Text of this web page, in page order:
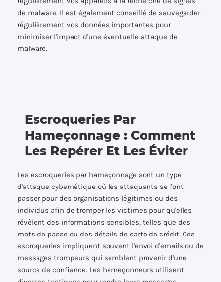
de malware. Il est également conseillé de sauvegarder
régulièrement vos données importantes pour
minimiser l'impact d'une éventuelle attaque de
malware.
Escroqueries Par
Hameçonnage : Comment
Les Repérer Et Les Éviter
Les escroqueries par hameçonnage sont un type
d'attaque cybernétique où les attaquants se font
passer pour des organisations légitimes ou des
individus afin de tromper les victimes pour qu'elles
révèlent des informations sensibles, telles que des
mots de passe ou des détails de carte de crédit. Ces
escroqueries impliquent souvent l'envoi d'emails ou de
messages trompeurs qui semblent provenir d'une
source de confiance. Les hameçonneurs utilisent